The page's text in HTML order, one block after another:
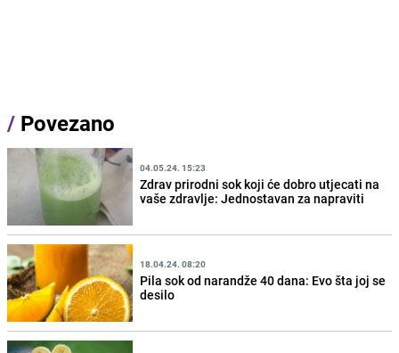
/ Povezano
04.05.24. 15:23
Zdrav prirodni sok koji će dobro utjecati na
vaše zdravlje: Jednostavan za napraviti
18.04.24. 08:20
Pila sok od narandže 40 dana: Evo šta joj se
desilo